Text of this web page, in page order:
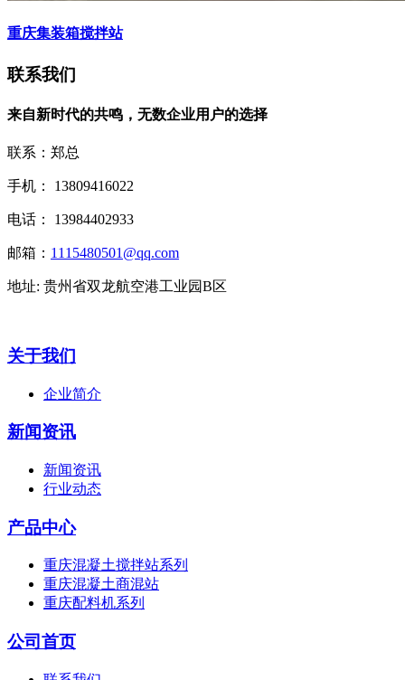
重庆集装箱搅拌站
联系我们
来自新时代的共鸣，无数企业用户的选择
联系：郑总
手机： 13809416022
电话： 13984402933
邮箱： 1115480501@qq.com
地址: 贵州省双龙航空港工业园B区
关于我们
企业简介
新闻资讯
新闻资讯
行业动态
产品中心
重庆混凝土搅拌站系列
重庆混凝土商混站
重庆配料机系列
公司首页